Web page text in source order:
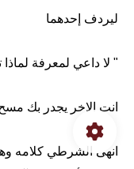
ليردف إحدهما
" لا داعي لمعرفة لماذا
انت الاخر يجدر بك
انهى الشرطي كلامه